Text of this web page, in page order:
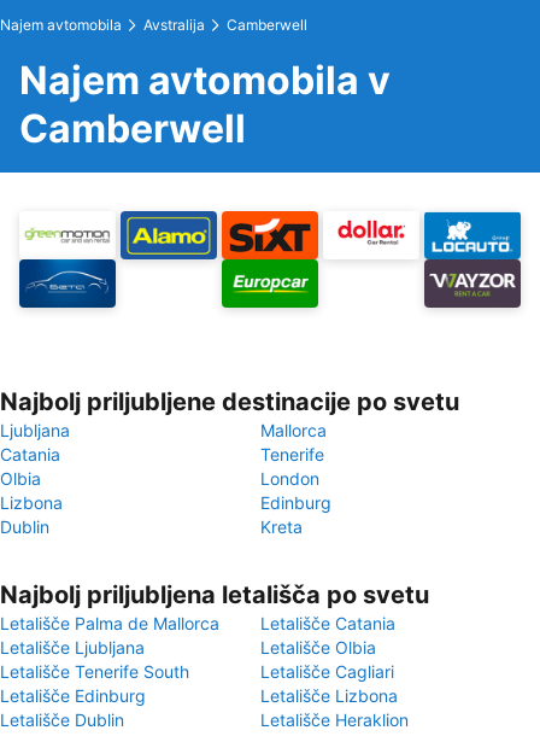
Najem avtomobila Avstralija Camberwell
Najem avtomobila v
Camberwell
Najbolj priljubljene destinacije po svetu
Ljubljana
Mallorca
Catania
Tenerife
Olbia
London
Lizbona
Edinburg
Dublin
Kreta
Najbolj priljubljena letališča po svetu
Letališče Palma de Mallorca
Letališče Catania
Letališče Ljubljana
Letališče Olbia
Letališče Tenerife South
Letališče Cagliari
Letališče Edinburg
Letališče Lizbona
Letališče Dublin
Letališče Heraklion